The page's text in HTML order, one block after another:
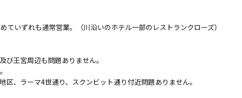
ていずれも通常営業。（川沿いのホテル一部のレストランクローズ）
び王宮周辺も問題ありません。
、ラーマ4世通り、スクンビット通り付近問題ありません。